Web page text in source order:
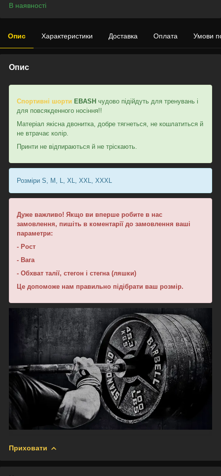
В наявності
Опис Характеристики Доставка Оплата Умови
Опис
Спортивні шорти EBASH чудово підійдуть для тренувань і
для повсякденного носіння!!
Матеріал якісна двонитка, добре тягнеться, не кошлатиться й
не втрачає колір.
Принти не відпираються й не тріскають.
Розміри S, M, L, XL, XXL, XXXL
Дуже важливо! Якщо ви вперше робите в нас
замовлення, пишіть в коментарії до замовлення ваші
параметри:
- Рост
- Вага
- Обхват талії, стегон і стегна (ляшки)
Це допоможе нам правильно підібрати ваш розмір.
Приховати